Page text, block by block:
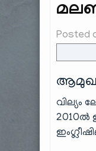
Posted
വില്യം
2010ൽ